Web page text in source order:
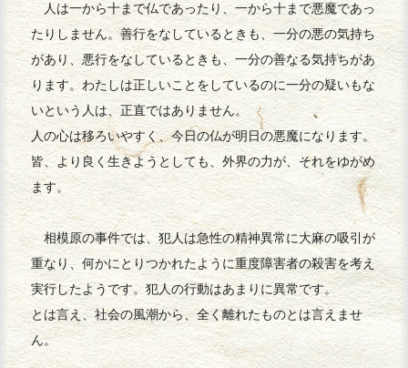
人は一から十まで仏であったり、一から十まで悪魔であっ
たりしません。善行をなしているときも、一分の悪の気持ち
があり、悪行をなしているときも、一分の善なる気持ちがあ
ります。わたしは正しいことをしているのに一分の疑いもな
いという人は、正直ではありません。
人の心は移ろいやすく、今日の仏が明日の悪魔になります。
皆、より良く生きようとしても、外界の力が、それをゆがめ
ます。
相模原の事件では、犯人は急性の精神異常に大麻の吸引が
重なり、何かにとりつかれたように重度障害者の殺害を考え
実行したようです。犯人の行動はあまりに異常です。
とは言え、社会の風潮から、全く離れたものとは言えませ
ん。